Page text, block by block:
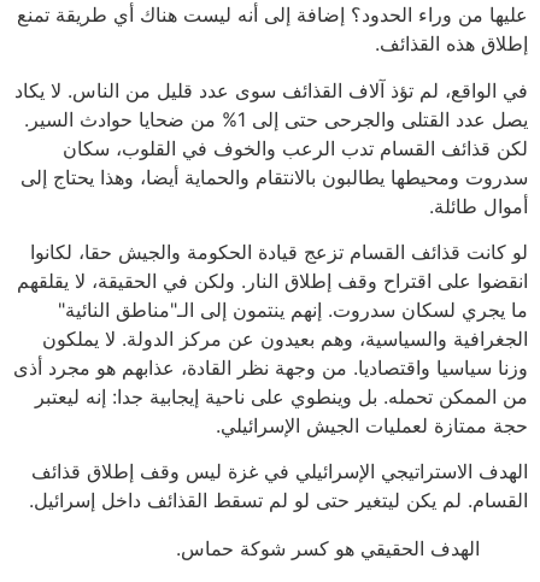
عليها من وراء الحدود؟ إضافة إلى أنه ليست هناك أي طريقة تمنع
إطلاق هذه القذائف.
في الواقع، لم تؤذ آلاف القذائف سوى عدد قليل من الناس. لا يكاد
يصل عدد القتلى والجرحى حتى إلى 1% من ضحايا حوادث السير.
لكن قذائف القسام تدب الرعب والخوف في القلوب، سكان
سدروت ومحيطها يطالبون بالانتقام والحماية أيضا، وهذا يحتاج إلى
أموال طائلة.
لو كانت قذائف القسام تزعج قيادة الحكومة والجيش حقا، لكانوا
انقضوا على اقتراح وقف إطلاق النار. ولكن في الحقيقة، لا يقلقهم
ما يجري لسكان سدروت. إنهم ينتمون إلى الـ"مناطق النائية"
الجغرافية والسياسية، وهم بعيدون عن مركز الدولة. لا يملكون
وزنا سياسيا واقتصاديا. من وجهة نظر القادة، عذابهم هو مجرد أذى
من الممكن تحمله. بل وينطوي على ناحية إيجابية جدا: إنه ليعتبر
حجة ممتازة لعمليات الجيش الإسرائيلي.
الهدف الاستراتيجي الإسرائيلي في غزة ليس وقف إطلاق قذائف
القسام. لم يكن ليتغير حتى لو لم تسقط القذائف داخل إسرائيل.
الهدف الحقيقي هو كسر شوكة حماس.